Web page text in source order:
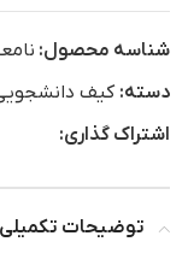
شناسه محصول:
دسته: کیف
اشتراک گذاری:
توضیحات تکمیلی